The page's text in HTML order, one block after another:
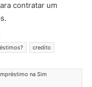
contratar um
credito
na Sim